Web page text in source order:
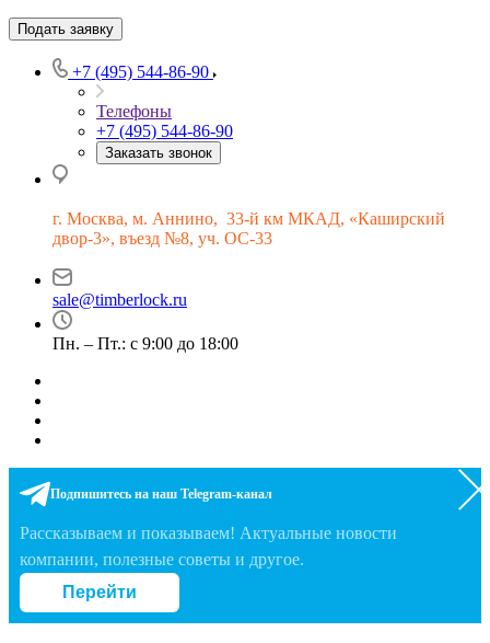
Подать заявку
+7 (495) 544-86-90
Телефоны
+7 (495) 544-86-90
Заказать звонок
г. Москва, м. Аннино, 33-й км МКАД, «Каширский
двор-3», въезд №8, уч. ОС-33
sale@timberlock.ru
Пн. – Пт.: с 9:00 до 18:00
Подпишитесь на наш Telegram-канал
Рассказываем и показываем! Актуальные новости
компании, полезные советы и другое.
Перейти